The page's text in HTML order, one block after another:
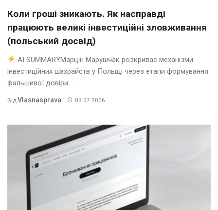
Коли гроші зникають. Як насправді
працюють великі інвестиційні зловживання
(польський досвід)
AI SUMMARYМарцін Марушчак розкриває механізми
інвестиційних шахрайств у Польщі через етапи формування
фальшивої довіри ...
Від Vlasnasprava 03.07.2026